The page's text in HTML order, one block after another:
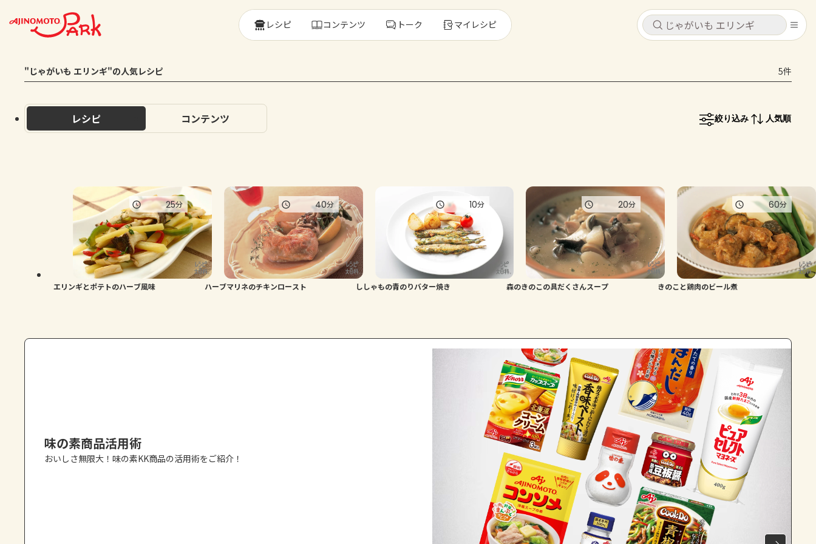
キャンセル
ログインするとレシピを保存できます
コンテンツ
レシピ
トーク
よくあるお問い合わせ
AJINOMOTO PARK とは
キャンセル
レシピ コンテンツ
レシピ コンテンツ トーク マイレシピ
"じゃがいも エリンギ"の人気レシピ 5件
レシピ コンテンツ 絞り込み 人気順
エリンギとポテトのハーブ風味
25分
ハーブマリネのチキンロースト
40分
ししゃもの青のりバター焼き
10分
森のきのこの具だくさんスープ
20分
きのこと鶏肉のビール煮
60分
味の素商品活用術
おいしさ無限大！味の素KK商品の活用術をご紹介！